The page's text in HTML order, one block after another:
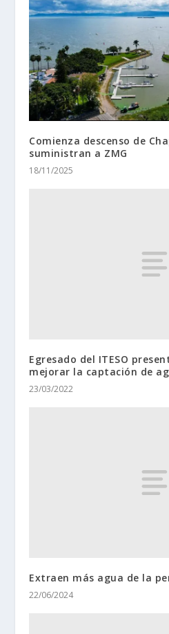
Comienza descenso de
suministran a ZMG
18/11/2025
Egresado del ITESO
mejorar la captación de
23/03/2022
Extraen más agua de la
22/06/2024